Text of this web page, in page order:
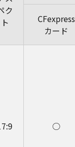
ク
ト
CFexpress
カード
○